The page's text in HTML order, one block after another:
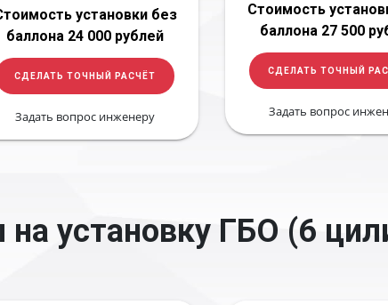
установки без
баллона 24 000 рублей
СДЕЛАТЬ ТОЧНЫЙ РАСЧЁТ
Задать вопрос инженеру
Стоимость
баллона 27 500
СДЕЛАТЬ ТОЧНЫЙ
Задать вопрос
установку ГБО (6